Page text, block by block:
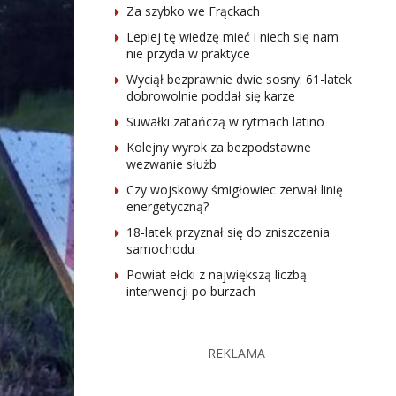
Za szybko we Frąckach
Lepiej tę wiedzę mieć i niech się nam
nie przyda w praktyce
Wyciął bezprawnie dwie sosny. 61-latek
dobrowolnie poddał się karze
Suwałki zatańczą w rytmach latino
Kolejny wyrok za bezpodstawne
wezwanie służb
Czy wojskowy śmigłowiec zerwał linię
energetyczną?
18-latek przyznał się do zniszczenia
samochodu
Powiat ełcki z największą liczbą
interwencji po burzach
REKLAMA